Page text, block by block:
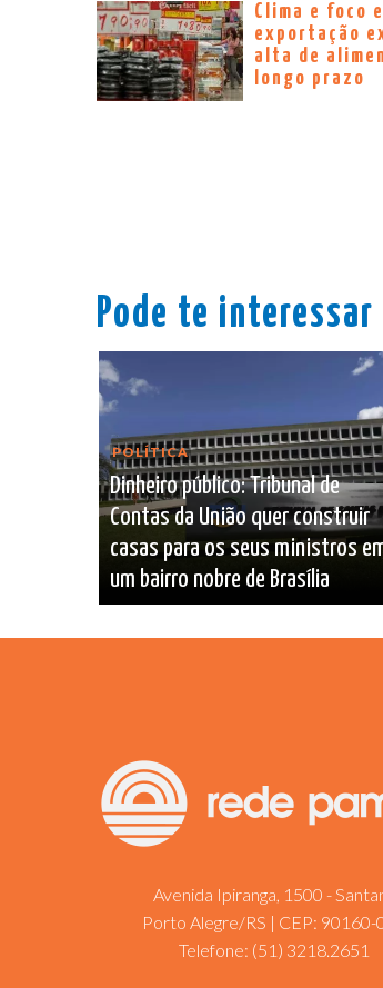
Clima e foco
exportação
alta de
longo prazo
Pode te interessar
POLÍTICA
Dinheiro público: Tribunal de
Contas da União quer construir
casas para os seus ministros
um bairro nobre de Brasília
Avenida Ipiranga, 1500 -
Porto Alegre/RS | CEP: 90160-
Telefone: (51) 3218.2651